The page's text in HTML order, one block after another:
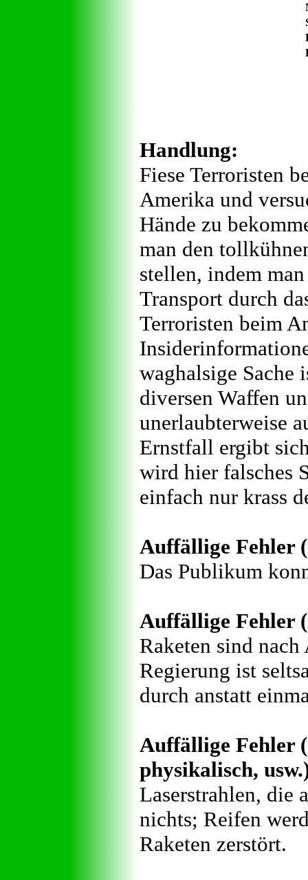
Handlung:
Fiese Terroristen
Amerika und
Hände zu
man den
stellen, indem
Transport durch
Terroristen beim
waghalsige Sache
diversen Waffen
unerlaubterweise
Ernstfall ergibt
wird hier falsches
einfach nur krass
Auffällige Fehler
Das Publikum
Auffällige Fehler
Raketen sind nach
Regierung ist
durch anstatt
Auffällige Fehler
physikalisch,
Laserstrahlen, die
nichts; Reifen
Raketen zerstört.